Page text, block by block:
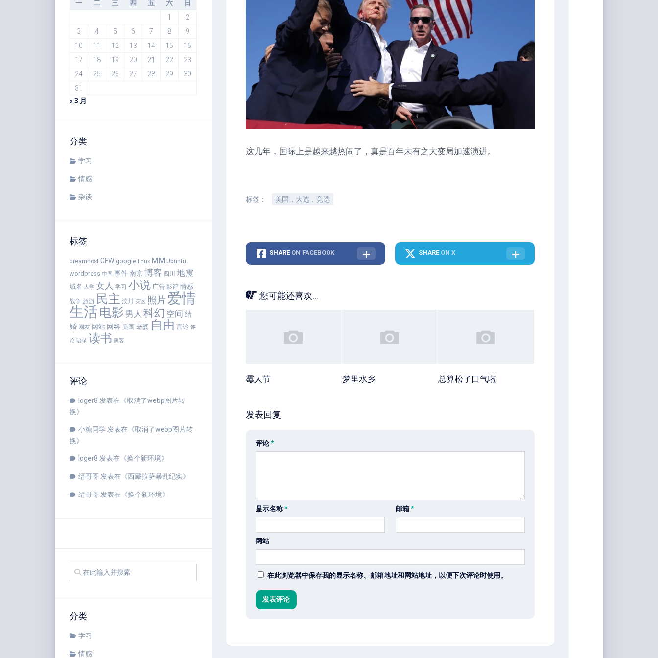
一 二 三 四 五 六
日
1
2
3
4 5 6 7 8
9
10
11 12 13 14 15
16
17
18 19 20 21 22
23
24
25 26 27 28 29
30
31
« 3 月
分类
学习
情感
杂谈
标签
dreamhost GFW google linux MM Ubuntu
wordpress 中国 事件南京博客 四川 地震
域名 大学 女人 学习 小说 广告 影评 情感
战争 旅游 民主 汶川 灾区 照片 爱情
生活 电影 男人 科幻 空间 结
婚 网友 网站 网络 美国 老婆 自由 言论 评
论 语录 读书 黑客
评论
loger8 发表在《取消了webp图片转
换》
小糖同学 发表在《取消了webp图片转
换》
loger8 发表在《换个新环境》
缙哥哥 发表在《西藏拉萨暴乱纪实》
缙哥哥 发表在《换个新环境》
分类
学习
情感
这几年，国际上是越来越热闹了，真是百年未有之大变局加速演进。
标签： 美国，大选，竞选
SHARE ON FACEBOOK SHARE ON X
您可能还喜欢...
霉人节 梦里水乡 总算松了口气啦
发表回复
评论*
显示名称* 邮箱*
网站
在此浏览器中保存我的显示名称、邮箱地址和网站地址，以便下次评论时使用。